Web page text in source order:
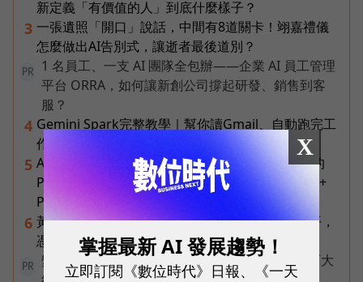
新定義「有價值的人」到底什麼樣子？
3 一張遺照「開口」說話，中間有8道關卡！翊嘉禮儀
怎麼做出AI告別式，讓逝者最後道別？
PR
1 名員工、一支 AI 團隊全包辦——企業 AI 員工管理
平台 ORRA，如何讓新創公司撐起研發、銷售到客
服？
4 Gemini Spark完整教學｜幫你讀Gmail、自動跑完工
作流程，3個超實用情境一次看
5 AI 時代的行動生產力：MSI 如何用「理解情境」的
Prestige 14 Flip AI+ 重新定義商務筆電與 Copilot+
PC？
6 黃仁勳兆元宴永遠站最後一排！最低調的二代鄭平，
憑什麼讓台達電被市場重新定價？
PR
變動中迎戰未知，改變值得被看見！國際品牌X百大
X
掌握最新 AI 發展趨勢！
立即訂閱《數位時代》日報、《一天